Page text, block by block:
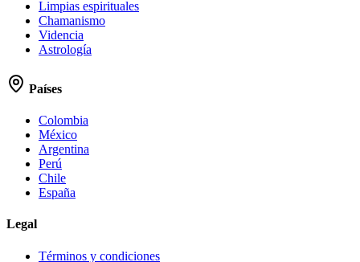
Limpias espirituales
Chamanismo
Videncia
Astrología
Países
Colombia
México
Argentina
Perú
Chile
España
Legal
Términos y condiciones